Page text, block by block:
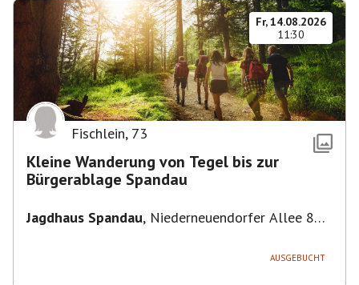
Fr, 14.08.2026
11:30
Fischlein, 73
Kleine Wanderung von Tegel bis zur
Bürgerablage Spandau
Jagdhaus Spandau, Niederneuendorfer Allee 80,
AUSGEBUCHT